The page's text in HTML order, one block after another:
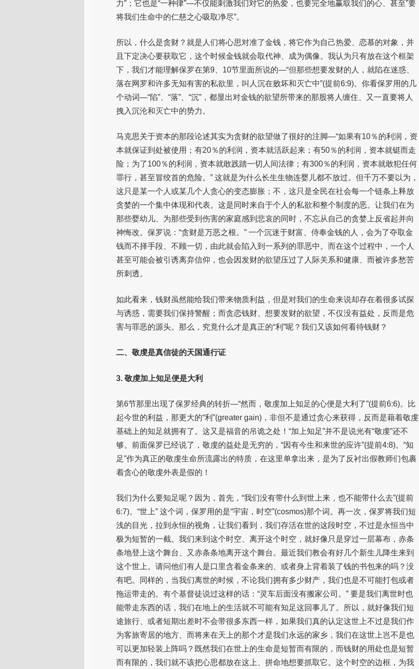
力”；它也是“一种律”—不仅能刺激我们对它的热爱，也要完全地赢取我们的心、甚至”要
将我们生命中的仁慈之心吸取净尽”。
所以，什么是贪财？就是人们将心思对准了金钱，将它作为自己热爱、恋慕的对象，并
且下定决心要获取它，这个时候金钱就会取代神、成为偶像。我认为只有放在这个框架
下，我们才能理解保罗在第9、10节里面所说的—“但那些想要发财的人，就陷在迷惑、
落在网罗和许多无知有害的私欲里，叫人沉在败坏和灭亡中”(提前6:9)。你看保罗用的几
个动词—“陷”、“落”、“沉”，都显出对金钱的欲望所带来的那股将人缠住、又一直要将人
拽入沉沦和灭亡中的势力。
马克思关于资本的那段论述其实为贪财的欲望做了很好的注脚—“如果有10％的利润，资
本就保证到处被使用；有20％的利润，资本就活跃起来；有50％的利润，资本就铤而走
险；为了100％的利润，资本就敢践踏一切人间法律；有300％的利润，资本就敢犯任何
罪行，甚至冒绞首的危险。” 这就是为什么长生生物连婴儿都不放过。但千万不要以为，
这只是某一个人或某几个人贪心的变态膨胀；不，这只是全民在社会每一个链条上释放
贪婪的一个集中体现和代表。这是同时来自于个人的私欲和整个制度的恶。让我们在为
那些婴幼儿、为那些受到伤害的家庭感到悲哀的同时，不忘从自己的贪婪上反省起并向
神悔改。保罗说：“贪财是万恶之根。” 一个沉迷于财富、侍奉金钱的人，会为了夺取金
钱而不择手段、不顾一切，由此就会陷入到一系列的罪恶中。而在这个过程中，一个人
甚至可能会被引诱离弃信仰，也会因发财的欲望压过了人际关系和健康、而被许多愁苦
所刺透。
如此看来，钱财虽然能给我们带来物质利益，但是对我们的生命来说却存在着很多试探
与诱惑，需要我们保持警醒；而贪恋钱财、想要发财的欲望，不仅没有益处，反而是危
害与罪恶的源头。那么，究竟什么才是真正的“利”呢？我们又该如何看待钱财？
二、敬虔是真信徒的天国通行证
3. 敬虔加上知足便是大利
第6节那里出现了保罗经典的转折—“然而，敬虔加上知足的心便是大利了”(提前6:6)。比
起今世的利益，那更大的“利”(greater gain)，非但不是通过贪心来获得，反而是藉着敬虔
基础上的知足就拥有了。这又是福音的吊诡之处！“加上知足”并不是说光有“敬虔”还不
够。前面保罗已经说了，敬虔的益处是无穷的，“因有今生和来世的应许”(提前4:8)。“知
足”作为真正的敬虔生命所流露出的特质，在这里单拿出来，是为了反衬出假教师们包裹
着贪心的敬虔外表是假的！
我们为什么要知足呢？因为，首先，“我们没有带什么到世上来，也不能带什么去”(提前
6:7)。“世上” 这个词，保罗用的是“宇宙，时空”(cosmos)那个词。再一次，保罗将我们短
浅的目光，拉到永恒的视角，让我们看到，我们存活在世的这段时空，不过是永恒当中
极为短暂的一截。我们来到这个时空、离开这个时空，就好像只是穿过一层幕布，赤条
条地登上这个舞台、又赤条条地离开这个舞台。最近我们教会有好几个新生儿降生来到
这个世上。请问他们有人是口里含着金条来的、或者身上背着装了钱的书包来的吗？没
有吧。同样的，当我们离世的时候，不论我们拥有多少财产，我们也是不可能打包或者
拖运带走的。有个基督徒说过这样的话：“灵车后面没有搬家公司。” 要是我们离世时也
能带走东西的话，我们在地上的生活就不可能有知足这回事儿了。所以，就好像我们短
途旅行、或者短期出差时不会带很多东西一样，如果我们真的认定这世上不过是我们作
为客旅寄居的地方、而将来在天上的那个才是我们永远的家乡，我们在这世上岂不是也
可以更加轻装上阵吗？既然我们在世上的生命是短暂而有限的，而钱财的用处也是短暂
而有限的，我们就不该把心思都放在这上、拼命地想要抓取它。这个时空的边框，为我